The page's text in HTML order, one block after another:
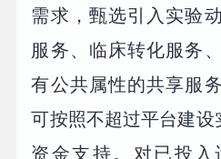
需求，甄选引入实验
服务、临床转化服务
有公共属性的共享服
可按照不超过平台建设
资金支持。对已投